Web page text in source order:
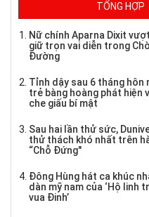
TỔNG HỢP
Nữ chính Aparna Dixit
giữ trọn vai diễn trong
Đường
Tỉnh dậy sau 6 tháng hôn
trẻ bàng hoàng phát hiện
che giấu bí mật
Sau hai lần thử sức,
thử thách khó nhất trên
“Chỗ Đứng"
Đông Hùng hát ca khúc
dàn mỹ nam của ‘Hộ linh
vua Đinh’